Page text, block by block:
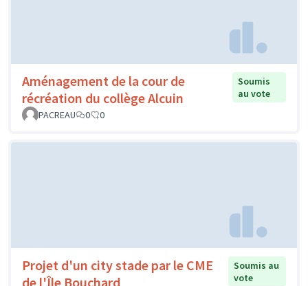
Aménagement de la cour de
récréation du collège Alcuin
Soumis
au vote
PACREAU
0 0
Projet d'un city stade par le CME
de l'Île Bouchard
Soumis au
vote